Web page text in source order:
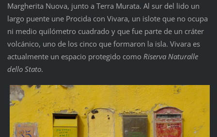
Margherita Nuova, junto a Terra Murata. Al sur del lido un
largo puente une Procida con Vivara, un islote que no ocupa
ni medio quilómetro cuadrado y que fue parte de un cráter
volcánico, uno de los cinco que formaron la isla. Vivara es
actualmente un espacio protegido como Riserva Naturalle
dello Stato.